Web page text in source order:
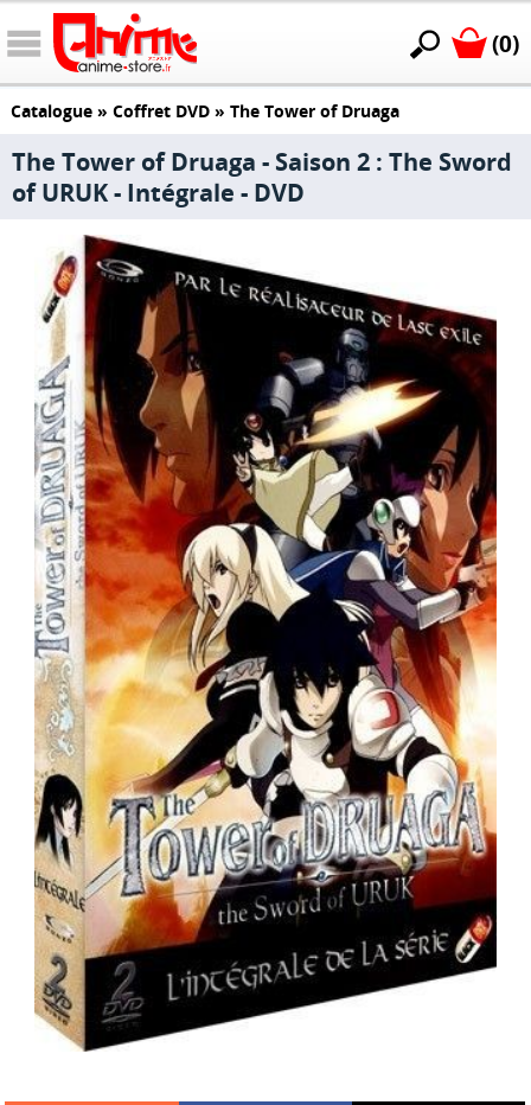
(0)
Catalogue» Coffret DVD» The Tower of Druaga
The Tower of Druaga - Saison 2 : The Sword
of URUK - Intégrale - DVD